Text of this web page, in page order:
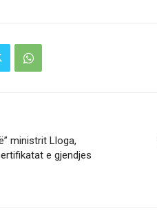
ministrit Lloga,
e gjendjes